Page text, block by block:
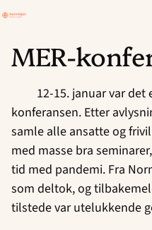
Hopp
innhold
Agder
MER-
12-15. januar var det
konferansen. Etter
samle alle ansatte og
med masse bra
tid med pandemi. Fra
som deltok, og
tilstede var utelukkende